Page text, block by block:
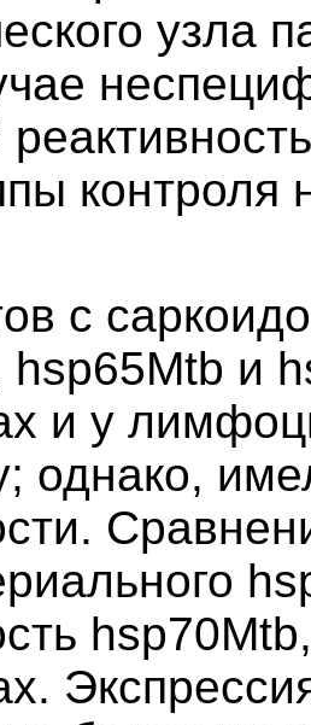
узла
контроля
с
hsp65Mtb и
и у
однако,